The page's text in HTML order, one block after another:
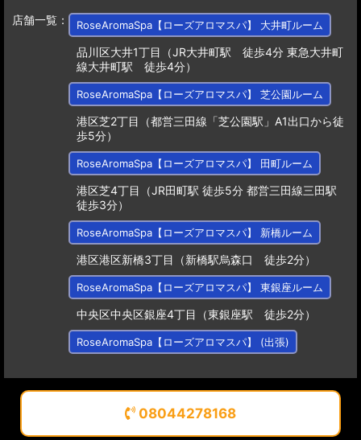
店舗一覧 RoseAromaSpa【ローズアロマスパ】 大井町ルーム
品川区大井1丁目（JR大井町駅 徒歩4分 東急大井町
線大井町駅 徒歩4分）
RoseAromaSpa【ローズアロマスパ】 芝公園ルーム
港区芝2丁目（都営三田線「芝公園駅」A1出口から徒
歩5分）
RoseAromaSpa【ローズアロマスパ】 田町ルーム
港区芝4丁目（JR田町駅 徒歩5分 都営三田線三田駅
徒歩3分）
RoseAromaSpa【ローズアロマスパ】 新橋ルーム
港区港区新橋3丁目（新橋駅烏森口 徒歩2分）
RoseAromaSpa【ローズアロマスパ】 東銀座ルーム
中央区中央区銀座4丁目（東銀座駅 徒歩2分）
RoseAromaSpa【ローズアロマスパ】 (出張)
08044278168